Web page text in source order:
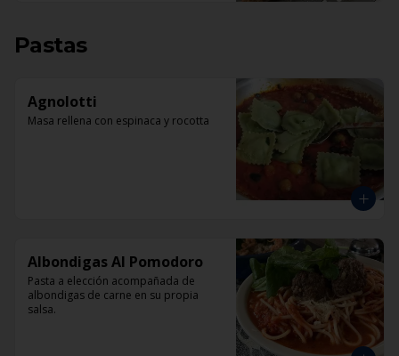
Pastas
Agnolotti
Masa rellena con espinaca y rocotta
Albondigas Al Pomodoro
Pasta a elección acompañada de
albondigas de carne en su propia
salsa.